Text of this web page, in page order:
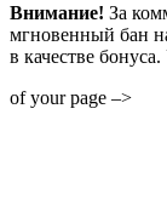
Внимание! За
мгновенный бан
в качестве
of your page –>